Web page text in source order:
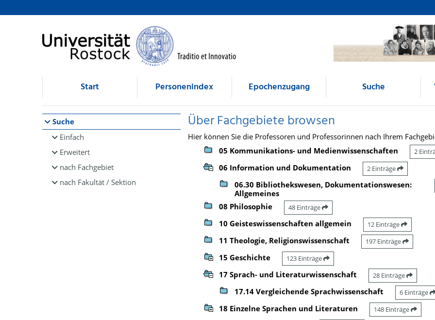
Browsen
direkt zum Inhalt
Start Personenindex Epochenzugang Suche
Suche
Einfach
Erweitert
nach Fachgebiet
nach Fakultät / Sektion
Über Fachgebiete browsen
Hier können Sie die Professoren und Professorinnen nach Ihrem
05 Kommunikations- und Medienwissenschaften
2
06 Information und Dokumentation 2 Einträge
06.30 Bibliothekswesen, Dokumentationswesen:
Allgemeines
08 Philosophie 48 Einträge
10 Geisteswissenschaften allgemein 12 Einträge
11 Theologie, Religionswissenschaft 197 Einträge
15 Geschichte 123 Einträge
17 Sprach- und Literaturwissenschaft 28 Einträge
17.14 Vergleichende Sprachwissenschaft 6 Einträge
18 Einzelne Sprachen und Literaturen 148 Einträge